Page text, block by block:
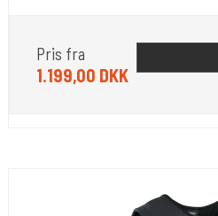
Pris fra
1.199,00 DKK